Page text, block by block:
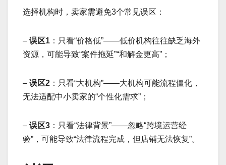
选择机构时，卖家需避免3个常见误区：
– 误区1 ：只看“价格低”——低价机构往往缺乏海外
资源，可能导致“案件拖延”“和解金更高”；
– 误区2 ：只看“大机构”——大机构可能流程僵化，
无法适配中小卖家的“个性化需求”；
– 误区3 ：只看“法律背景”——忽略“跨境运营经
验”，可能导致“法律流程完成，但店铺无法恢复”。